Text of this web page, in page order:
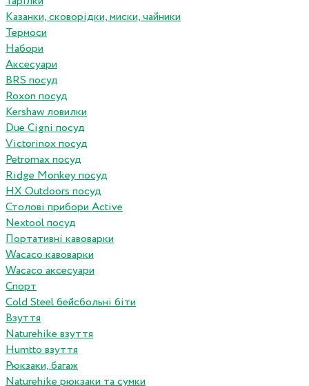
Казанки, сковорідки, миски, чайники
Термоси
Набори
Аксесуари
BRS посуд
Roxon посуд
Kershaw ловилки
Due Cigni посуд
Victorinox посуд
Petromax посуд
Ridge Monkey посуд
HX Outdoors посуд
Столові прибори Active
Nextool посуд
Портативні кавоварки
Wacaco кавоварки
Wacaco аксесуари
Спорт
Cold Steel бейсбольні біти
Взуття
Naturehike взуття
Humtto взуття
Рюкзаки, багаж
Naturehike рюкзаки та сумки